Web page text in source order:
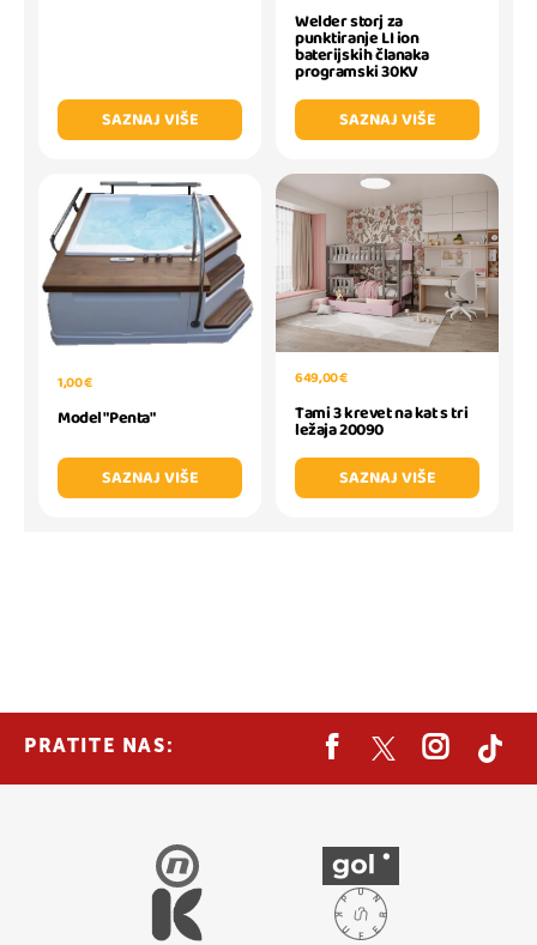
SAZNAJ VIŠE
Welder storj za
punktiranje LI ion
baterijskih članaka
programski 30KV
SAZNAJ VIŠE
1,00 €
Model "Penta"
SAZNAJ VIŠE
649,00 €
Tami 3 krevet na kat s tri
ležaja 20090
SAZNAJ VIŠE
PRATITE NAS: